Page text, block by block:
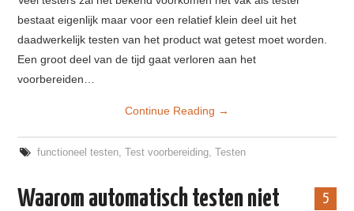
bestaat eigenlijk maar voor een relatief klein deel uit het
daadwerkelijk testen van het product wat getest moet worden.
Een groot deel van de tijd gaat verloren aan het
voorbereiden…
Continue Reading →
functioneel testen, Test voorbereiding, Testen
5
Waarom automatisch testen niet